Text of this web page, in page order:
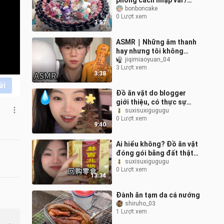
3:57
Bánh kem Sanrio được
mong chờ bấy lâu nay đã
bonboncake
0 Lượt xem
3:38
ASMR｜Những âm thanh
hay nhưng tôi không
muốn làm
jiqimiaoyuan_04
3 Lượt xem
9:40
Đồ ăn vặt do blogger
giới thiệu, có thực sự
ngon không? (Phiên bản
Giáng Sinh)
suxisuxigugugu
0 Lượt xem
13:34
Ai hiểu không? Đồ ăn vặt
đóng gói bằng đất thật
sự rất ngon!!!
suxisuxigugugu
0 Lượt xem
Đành ăn tạm da cá nướng
shiruho_03
1 Lượt xem